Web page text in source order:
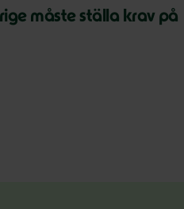
måste ställa krav på